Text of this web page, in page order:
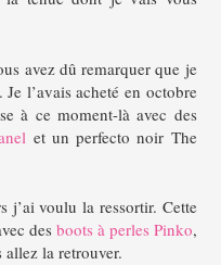
avez dû remarquer que je
l’avais acheté en octobre
à ce moment-là avec des
et un perfecto noir The
j’ai voulu la ressortir. Cette
des boots à perles Pinko,
allez la retrouver.